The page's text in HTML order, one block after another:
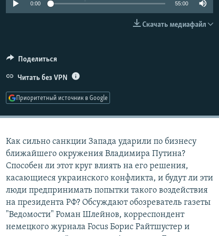
0:00 55:00
Скачать медиафайл
Поделиться
Читать без VPN
Приоритетный источник в Google
Как сильно санкции Запада ударили по бизнесу
ближайшего окружения Владимира Путина?
Способен ли этот круг влиять на его решения,
касающиеся украинского конфликта, и будут ли эти
люди предпринимать попытки такого воздействия
на президента РФ? Обсуждают обозреватель газеты
"Ведомости" Роман Шлейнов, корреспондент
немецкого журнала Focus Борис Райтшустер и